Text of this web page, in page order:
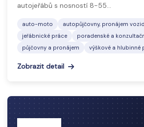
autojeřábů s nosností 8-55…
auto-moto
autopůjčovny, pronájem
jeřábnické práce
poradenské a
půjčovny a pronájem
výškové a hlubinné
Zobrazit detail